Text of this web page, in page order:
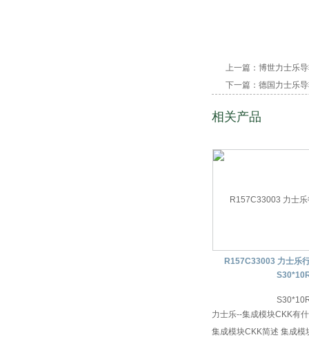
上一篇： 博世力士乐
下一篇： 德国力士乐
相关产品
R157C33003 力士乐
力士乐--集成模块CKK有
集成模块CKK简述 集成